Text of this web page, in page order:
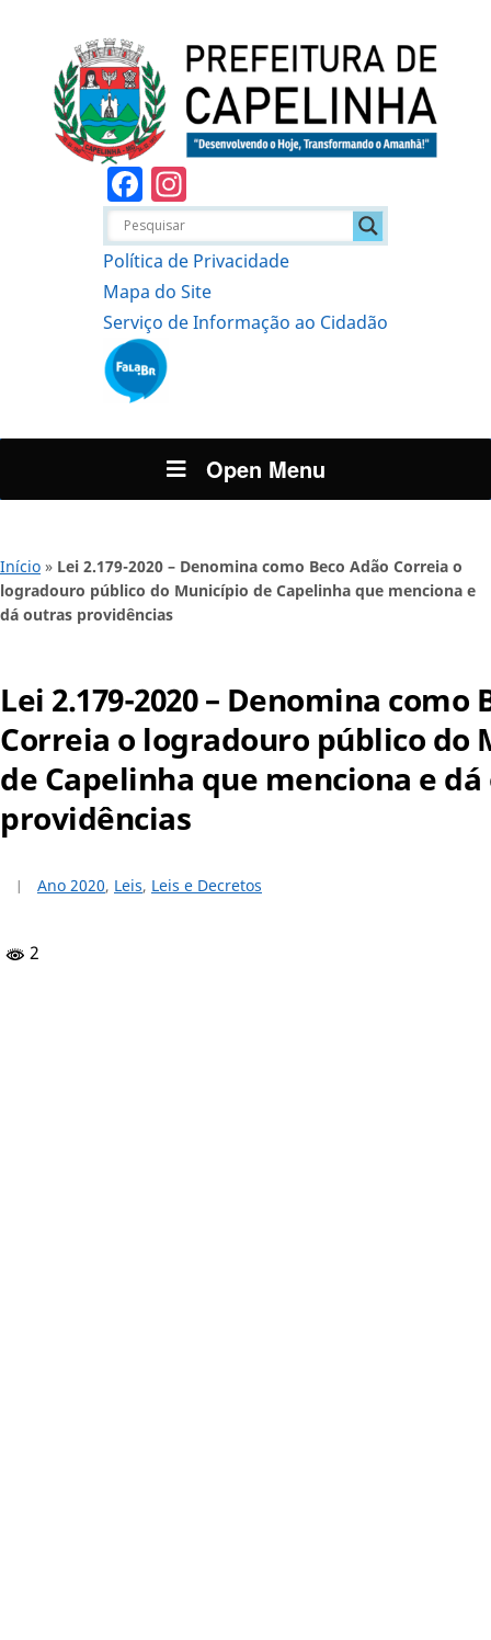
Facebook
Política de Privacidade
Mapa do Site
Serviço de Informação ao Cidadão
Open Menu
Início » Lei 2.179-2020 – Denomina como Beco Adão Correia o
logradouro público do Município de Capelinha que menciona e
dá outras providências
Lei 2.179-2020 – Denomina como
Correia o logradouro público do
de Capelinha que menciona e
providências
Ano 2020, Leis, Leis e Decretos
2